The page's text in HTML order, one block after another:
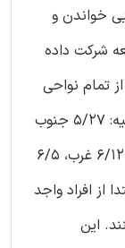
خواندن و
شرکت داده
تمام نواحی
جغرافیایی ایالات متحده آمریکا (درصد ناحیه: 5/27 جنوب
شرقی، 7/26 مرکز غرب، 5/23 شمال شرقی، 6/12 غرب، 6/5
از افراد واجد
این